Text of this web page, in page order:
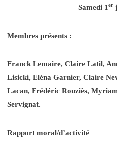
Samedi 1 er
Membres présents :
Franck Lemaire, Claire Latil,
Lisicki, Eléna Garnier, Claire
Lacan, Frédéric Rouziès,
Servignat.
Rapport moral/d’activité